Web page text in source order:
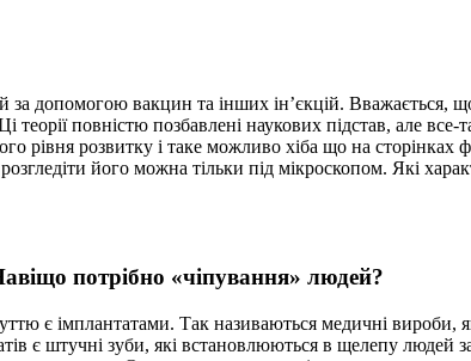
допомогою вакцин та інших ін’єкцій. Вважається,
теорії повністю позбавлені наукових підстав, але
рівня розвитку і таке можливо хіба що на сторінках
його можна тільки під мікроскопом. Які
потрібно «чіпування» людей?
є імплантатами. Так називаються медичні вироби,
є штучні зуби, які встановлюються в щелепу людей